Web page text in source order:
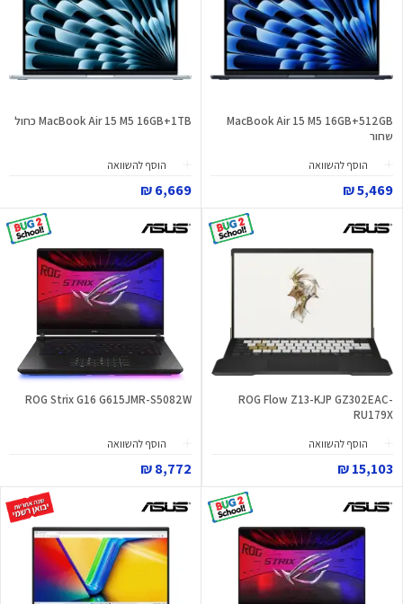
MacBook Air 15 M5 16GB+512GB
שחור
הוסף להשוואה
5,469 ₪
MacBook Air 15 M5 16GB+1TB כחול
הוסף להשוואה
6,669 ₪
ROG Flow Z13-KJP GZ302EAC-
RU179X
הוסף להשוואה
15,103 ₪
ROG Strix G16 G615JMR-S5082W
הוסף להשוואה
8,772 ₪